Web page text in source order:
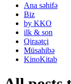
Ana səhifə
Biz
by KKO
ilk & son
Qiraətçi
Müsahibə
KinoKitab